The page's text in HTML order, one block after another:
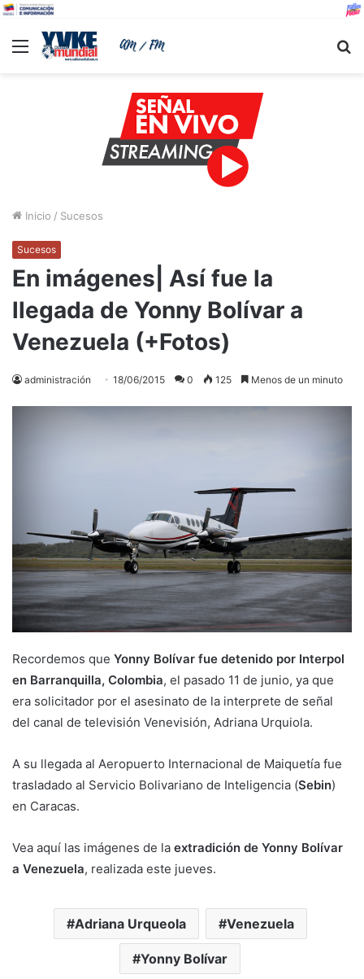
Menu
Inicio / Sucesos
Sucesos
En imágenes| Así fue la
llegada de Yonny Bolívar a
Venezuela (+Fotos)
administración 18/06/2015 0 125 Menos de un minuto
Recordemos que Yonny Bolívar fue detenido por Interpol
en Barranquilla, Colombia, el pasado 11 de junio, ya que
era solicitador por el asesinato de la interprete de señal
del canal de televisión Venevisión, Adriana Urquiola.
A su llegada al Aeropuerto Internacional de Maiquetía fue
trasladado al Servicio Bolivariano de Inteligencia (Sebin)
en Caracas.
Vea aquí las imágenes de la extradición de Yonny Bolívar
a Venezuela, realizada este jueves.
Adriana Urqueola Venezuela
Yonny Bolívar